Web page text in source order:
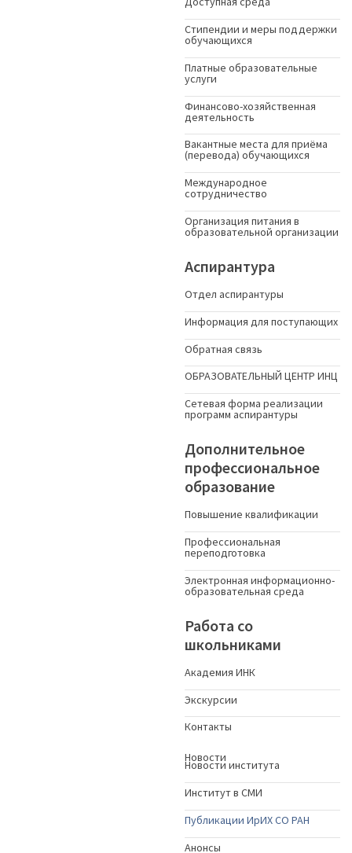
Стипендии и меры поддержки
обучающихся
Платные образовательные
услуги
Финансово-хозяйственная
деятельность
Вакантные места для приёма
(перевода) обучающихся
Международное
сотрудничество
Организация питания в
образовательной организации
Аспирантура
Отдел аспирантуры
Информация для поступающих
Обратная связь
ОБРАЗОВАТЕЛЬНЫЙ ЦЕНТР ИНЦ
Сетевая форма реализации
программ аспирантуры
Дополнительное
профессиональное
образование
Повышение квалификации
Профессиональная
переподготовка
Электронная информационно-
образовательная среда
Работа со
школьниками
Академия ИНК
Экскурсии
Контакты
Новости
Новости института
Институт в СМИ
Публикации ИрИХ СО РАН
Анонсы